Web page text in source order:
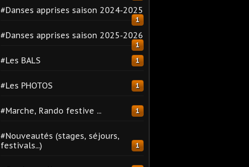
#Danses apprises saison 2024-2025
1
#Danses apprises saison 2025-2026
1
#Les BALS 1
#Les PHOTOS 1
#Marche, Rando festive ... 1
#Nouveautés (stages, séjours,
festivals...)
1